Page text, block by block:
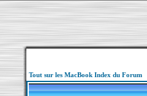
Tout sur les MacBook Index du Forum